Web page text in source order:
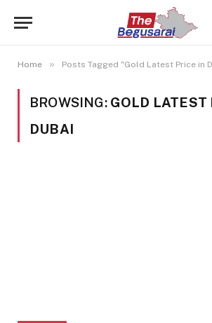
Home » Posts Tagged "Gold Latest Price in
BROWSING: GOLD LATEST
DUBAI